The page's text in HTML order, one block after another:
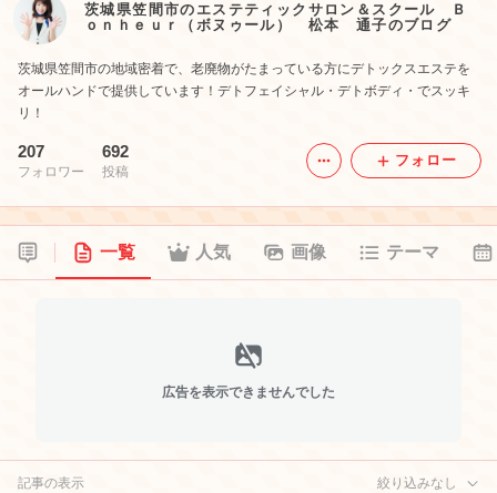
茨城県笠間市のエステティックサロン＆スクール Ｂ
ｏｎｈｅｕｒ（ボヌゥール） 松本 通子のブログ
茨城県笠間市の地域密着で、老廃物がたまっている方にデトックスエステを
オールハンドで提供しています！デトフェイシャル・デトボディ・でスッキ
リ！
207
フォロワー
692
投稿
フォロー
一覧 人気 画像 テーマ
広告を表示できませんでした
記事の表示 絞り込みなし